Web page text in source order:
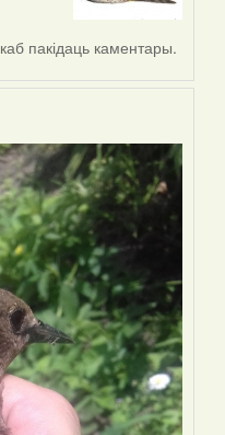
каб пакідаць каментары.